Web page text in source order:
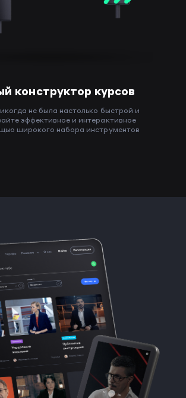
конструктор курсов
не была настолько быстрой и
эффективное и интерактивное
широкого набора инструментов